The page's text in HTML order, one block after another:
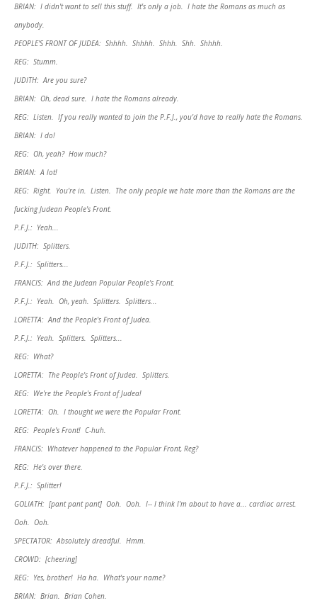
BRIAN: I didn't want to sell this stuff. It's only a job. I hate the Romans as much as
anybody.
PEOPLE'S FRONT OF JUDEA: Shhhh. Shhhh. Shhh. Shh. Shhhh.
REG: Stumm.
JUDITH: Are you sure?
BRIAN: Oh, dead sure. I hate the Romans already.
REG: Listen. If you really wanted to join the P.F.J., you'd have to really hate the Romans.
BRIAN: I do!
REG: Oh, yeah? How much?
BRIAN: A lot!
REG: Right. You're in. Listen. The only people we hate more than the Romans are the
fucking Judean People's Front.
P.F.J.: Yeah...
JUDITH: Splitters.
P.F.J.: Splitters...
FRANCIS: And the Judean Popular People's Front.
P.F.J.: Yeah. Oh, yeah. Splitters. Splitters...
LORETTA: And the People's Front of Judea.
P.F.J.: Yeah. Splitters. Splitters...
REG: What?
LORETTA: The People's Front of Judea. Splitters.
REG: We're the People's Front of Judea!
LORETTA: Oh. I thought we were the Popular Front.
REG: People's Front! C-huh.
FRANCIS: Whatever happened to the Popular Front, Reg?
REG: He's over there.
P.F.J.: Splitter!
GOLIATH: [pant pant pant] Ooh. Ooh. I-- I think I'm about to have a... cardiac arrest.
Ooh. Ooh.
SPECTATOR: Absolutely dreadful. Hmm.
CROWD: [cheering]
REG: Yes, brother! Ha ha. What's your name?
BRIAN: Brian. Brian Cohen.